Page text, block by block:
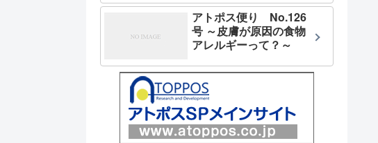
アトポス便り No.126
号 ～皮膚が原因の食物
アレルギーって？～